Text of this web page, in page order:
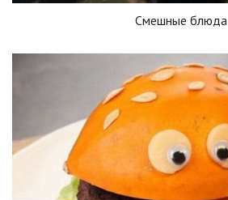
Смешные блюда